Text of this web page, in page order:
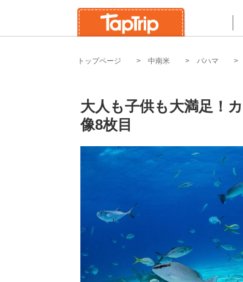
トップページ 中南米 バハマ
大人も子供も大満足！
像8枚目